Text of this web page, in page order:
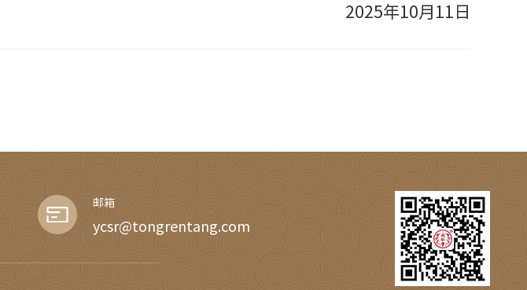
2025年10月11日
邮箱
ycsr@tongrentang.com